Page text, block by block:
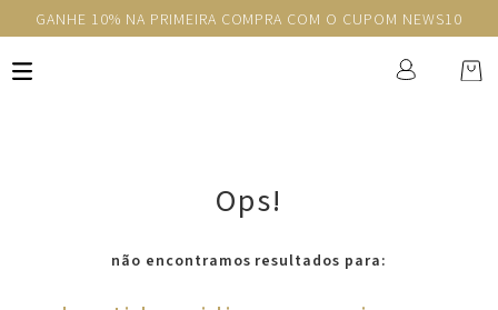
GANHE 10% NA PRIMEIRA COMPRA COM O CUPOM NEWS10
Ops!
não encontramos resultados para: